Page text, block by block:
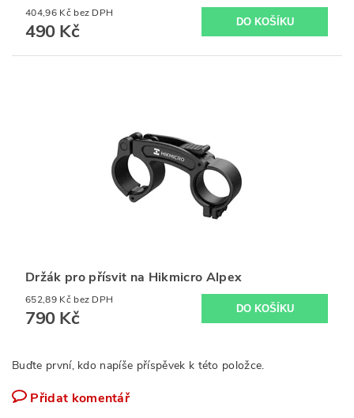
404,96 Kč bez DPH
490 Kč
Držák pro přísvit na Hikmicro Alpex
652,89 Kč bez DPH
790 Kč
Buďte první, kdo napíše příspěvek k této položce.
Přidat komentář